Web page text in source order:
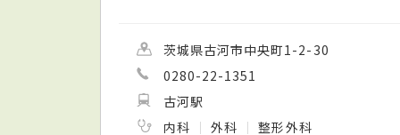
茨城県古河市中央町1-2-30
0280-22-1351
古河駅
内科
外科 整形外科